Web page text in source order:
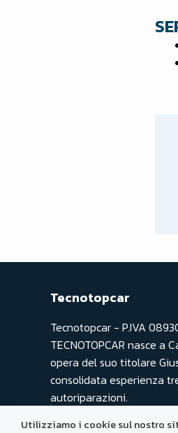
Tecnotopcar
Tecnotopcar - P.IVA
TECNOTOPCAR nasce a
opera del suo titolare
consolidata esperienza
autoriparazioni.
Utilizziamo i cookie sul nostro